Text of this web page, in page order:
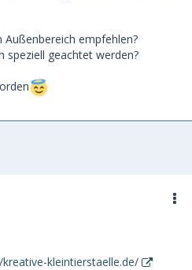
empfehlen?
speziell geachtet werden?
kleintierstaelle.de/